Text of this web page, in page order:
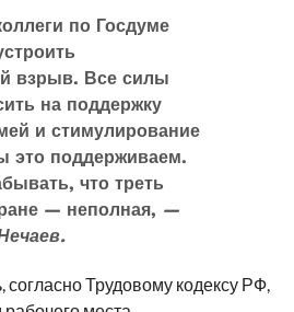
по Госдуме
взрыв. Все силы
на поддержку
и стимулирование
это поддерживаем.
что треть
— неполная, —
Трудовому кодексу РФ,